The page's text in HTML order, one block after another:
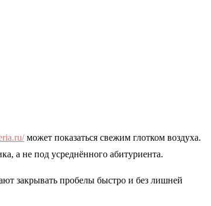
может показаться свежим глотком воздуха.
а не под усреднённого абитуриента.
закрывать пробелы быстро и без лишней